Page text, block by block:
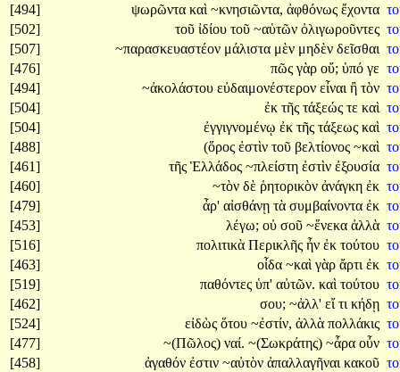
[494]
ψωρῶντα καὶ ~κνησιῶντα, ἀφθόνως ἔχοντα
[502]
τοῦ ἰδίου τοῦ ~αὑτῶν ὀλιγωροῦντες
[507]
~παρασκευαστέον μάλιστα μὲν μηδὲν δεῖσθαι
[476]
πῶς γὰρ οὔ; ὑπό γε
[494]
~ἀκολάστου εὐδαιμονέστερον εἶναι ἢ τὸν
[504]
ἐκ τῆς τάξεώς τε καὶ
[504]
ἐγγιγνομένῳ ἐκ τῆς τάξεως καὶ
[488]
(ὅρος ἐστὶν τοῦ βελτίονος ~καὶ
[461]
τῆς Ἑλλάδος ~πλείστη ἐστὶν ἐξουσία
[460]
~τὸν δὲ ῥητορικὸν ἀνάγκη ἐκ
[479]
ἆρ' αἰσθάνῃ τὰ συμβαίνοντα ἐκ
[453]
λέγω; οὐ σοῦ ~ἕνεκα ἀλλὰ
[516]
πολιτικὰ Περικλῆς ἦν ἐκ τούτου
[463]
οἶδα ~καὶ γὰρ ἄρτι ἐκ
[519]
παθόντες ὑπ' αὐτῶν. καὶ τούτου
[462]
σου; ~ἀλλ' εἴτι κήδῃ
[524]
εἰδὼς ὅτου ~ἐστίν, ἀλλὰ πολλάκις
[477]
~(Πῶλος) ναί. ~(Σωκράτης) ~ἆρα οὖν
[458]
ἀγαθόν ἐστιν ~αὐτὸν ἀπαλλαγῆναι κακοῦ